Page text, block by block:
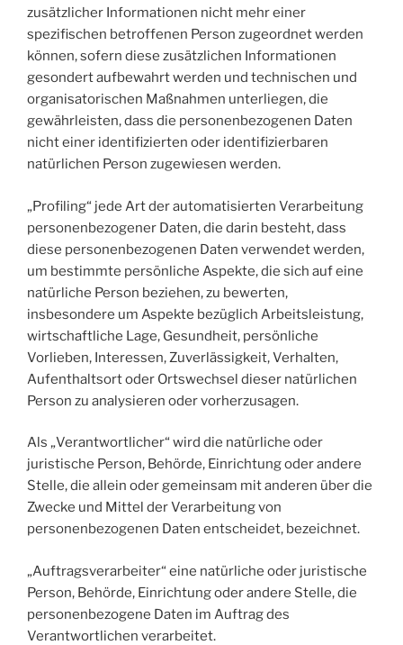
zusätzlicher Informationen nicht mehr einer
spezifischen betroffenen Person zugeordnet werden
können, sofern diese zusätzlichen Informationen
gesondert aufbewahrt werden und technischen und
organisatorischen Maßnahmen unterliegen, die
gewährleisten, dass die personenbezogenen Daten
nicht einer identifizierten oder identifizierbaren
natürlichen Person zugewiesen werden.
„Profiling“ jede Art der automatisierten Verarbeitung
personenbezogener Daten, die darin besteht, dass
diese personenbezogenen Daten verwendet werden,
um bestimmte persönliche Aspekte, die sich auf eine
natürliche Person beziehen, zu bewerten,
insbesondere um Aspekte bezüglich Arbeitsleistung,
wirtschaftliche Lage, Gesundheit, persönliche
Vorlieben, Interessen, Zuverlässigkeit, Verhalten,
Aufenthaltsort oder Ortswechsel dieser natürlichen
Person zu analysieren oder vorherzusagen.
Als „Verantwortlicher“ wird die natürliche oder
juristische Person, Behörde, Einrichtung oder andere
Stelle, die allein oder gemeinsam mit anderen über die
Zwecke und Mittel der Verarbeitung von
personenbezogenen Daten entscheidet, bezeichnet.
„Auftragsverarbeiter“ eine natürliche oder juristische
Person, Behörde, Einrichtung oder andere Stelle, die
personenbezogene Daten im Auftrag des
Verantwortlichen verarbeitet.